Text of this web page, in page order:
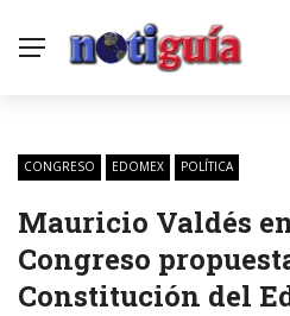
CONGRESO EDOMEX POLÍTICA
Mauricio Valdés
Congreso
Constitución del